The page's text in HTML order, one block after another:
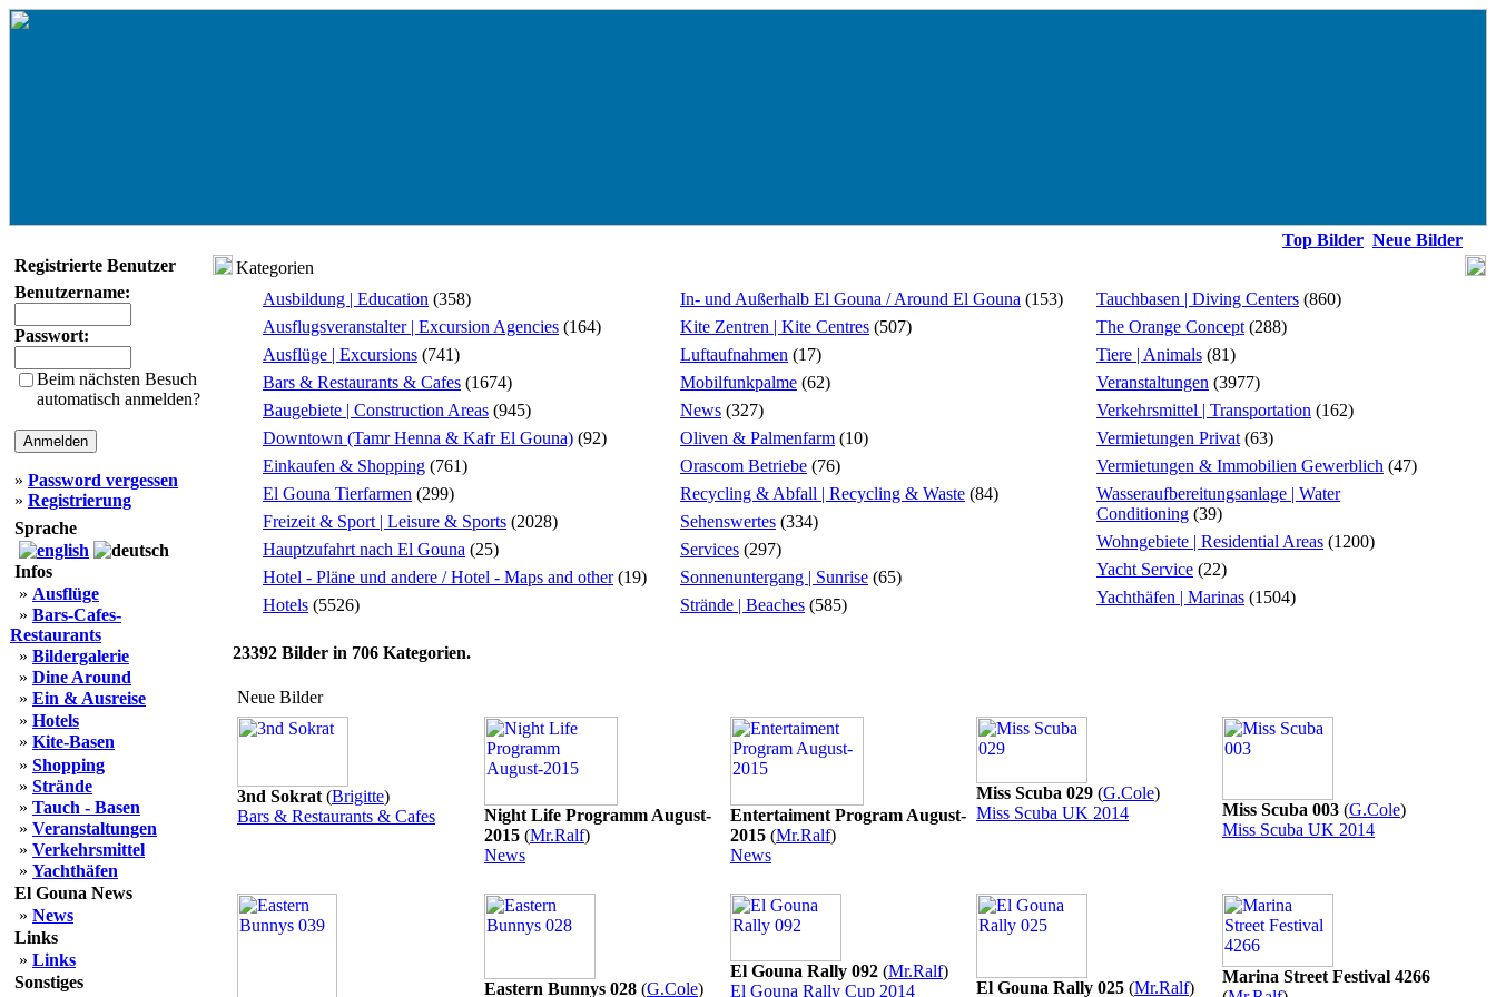
Top Bilder Neue Bilder
Registrierte Benutzer
Benutzername:
Passwort:
Beim nächsten Besuch
automatisch anmelden?
» Password vergessen
» Registrierung
Sprache
Infos
» Ausflüge
» Bars-Cafes-
Restaurants
» Bildergalerie
» Dine Around
» Ein & Ausreise
» Hotels
» Kite-Basen
» Shopping
» Strände
» Tauch - Basen
» Veranstaltungen
» Verkehrsmittel
» Yachthäfen
El Gouna News
» News
Links
» Links
Sonstiges
Kategorien
Ausbildung | Education (358)
Ausflugsveranstalter | Excursion Agencies (164)
Ausflüge | Excursions (741)
Bars & Restaurants & Cafes (1674)
Baugebiete | Construction Areas (945)
Downtown (Tamr Henna & Kafr El Gouna) (92)
Einkaufen & Shopping (761)
El Gouna Tierfarmen (299)
Freizeit & Sport | Leisure & Sports (2028)
Hauptzufahrt nach El Gouna (25)
Hotel - Pläne und andere / Hotel - Maps and other(19)
Hotels (5526)
In- und Außerhalb El Gouna / Around El Gouna (153)
Kite Zentren | Kite Centres (507)
Luftaufnahmen (17)
Mobilfunkpalme (62)
News (327)
Oliven & Palmenfarm (10)
Orascom Betriebe (76)
Recycling & Abfall | Recycling & Waste (84)
Sehenswertes (334)
Services (297)
Sonnenuntergang | Sunrise (65)
Strände | Beaches (585)
Tauchbasen | Diving Centers (860)
The Orange Concept (288)
Tiere | Animals (81)
Veranstaltungen (3977)
Verkehrsmittel | Transportation (162)
Vermietungen Privat (63)
Vermietungen & Immobilien Gewerblich (47)
Wasseraufbereitungsanlage | Water
Conditioning (39)
Wohngebiete | Residential Areas (1200)
Yacht Service (22)
Yachthäfen | Marinas (1504)
23392 Bilder in 706 Kategorien.
Neue Bilder
3nd Sokrat (Brigitte)
Bars & Restaurants & Cafes
Night Life Programm August-
2015 (Mr.Ralf)
News
Entertaiment Program August-
2015 (Mr.Ralf)
News
Miss Scuba 029 (G.Cole)
Miss Scuba UK 2014
Miss Scuba 003 (G.Cole)
Miss Scuba UK 2014
Eastern Bunnys 028 (G.Cole)
El Gouna Rally 092 (Mr.Ralf)
El Gouna Rally Cup 2014
El Gouna Rally 025 (Mr.Ralf)
Marina Street Festival 4266